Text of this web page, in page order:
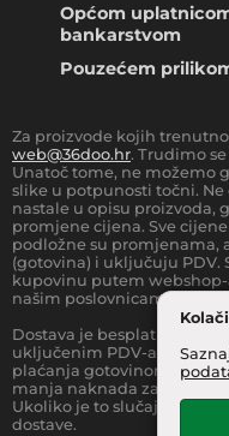
Općom
bankarstvom
Pouzećem
Za proizvode kojih
web@36doo.hr. Trudimo
Unatoč tome, ne možemo
slike u potpunosti točni.
nastale u opisu proizvoda,
promjene cijena. Sve
podložne su promjenama,
(gotovina) i uključuju PDV.
kupovinu putem
našim poslovnicama.
Dostava je besplatna za
uključenim PDV-a) za Zonu
plaćanja gotovinom pri
manja naknada za rad sa
Ukoliko je to slučaj, to je
dostave.